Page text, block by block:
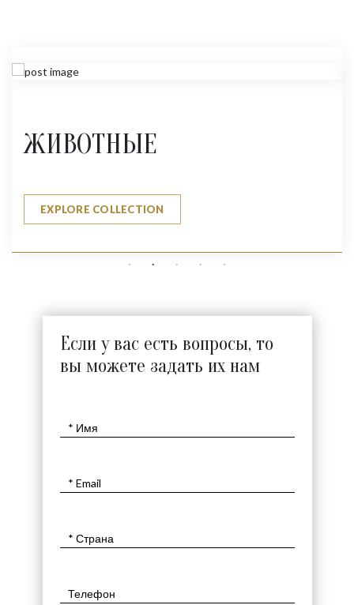
ЖИВОТНЫЕ
EXPLORE COLLECTION
Если у вас есть вопросы, то
вы можете задать их нам